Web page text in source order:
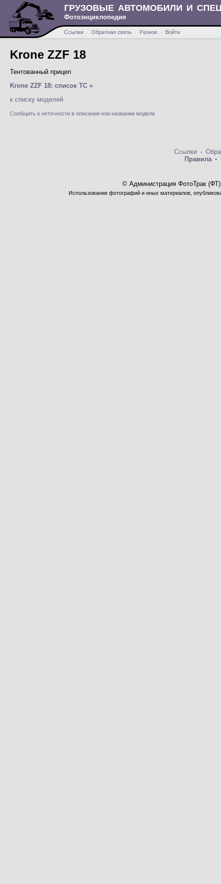
ГРУЗОВЫЕ АВТОМОБИЛИ И
Фотоэнциклопедия
Ссылки · Обратная связь · Разное · Войти
Krone ZZF 18
Тентованный прицеп
Krone ZZF 18: список ТС »
к списку моделей
Сообщить о неточности в описании или названии модели
Ссылки·
Правила·
© Администрация ФотоТрак
Использование фотографий и иных материалов,